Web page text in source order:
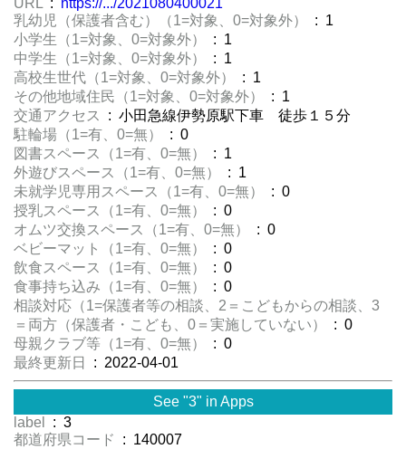
URL :
https://.../2021080400021
乳幼児（保護者含む）（1=対象、0=対象外）
: 1
小学生（1=対象、0=対象外）
: 1
中学生（1=対象、0=対象外）
: 1
高校生世代（1=対象、0=対象外）
: 1
その他地域住民（1=対象、0=対象外）
: 1
交通アクセス
: 小田急線伊勢原駅下車 徒歩１５分
駐輪場（1=有、0=無）
: 0
図書スペース（1=有、0=無）
: 1
外遊びスペース（1=有、0=無）
: 1
未就学児専用スペース（1=有、0=無）
: 0
授乳スペース（1=有、0=無）
: 0
オムツ交換スペース（1=有、0=無）
: 0
ベビーマット（1=有、0=無）
: 0
飲食スペース（1=有、0=無）
: 0
食事持ち込み（1=有、0=無）
: 0
相談対応（1=保護者等の相談、2＝こどもからの相談、3
＝両方（保護者・こども、0＝実施していない）
: 0
母親クラブ等（1=有、0=無）
: 0
最終更新日
: 2022-04-01
See "3" in Apps
label
: 3
都道府県コード
: 140007